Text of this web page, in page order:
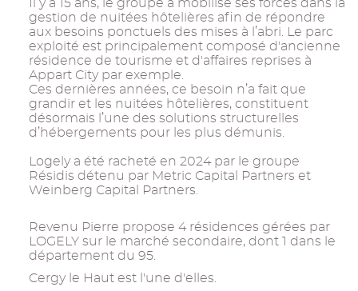
Il y a 15 ans, le groupe a mobilisé ses forces dans la
gestion de nuitées hôtelières afin de répondre
aux besoins ponctuels des mises à l’abri. Le parc
exploité est principalement composé d'ancienne
résidence de tourisme et d'affaires reprises à
Appart City par exemple.
Ces dernières années, ce besoin n’a fait que
grandir et les nuitées hôtelières, constituent
désormais l’une des solutions structurelles
d’hébergements pour les plus démunis.
Logely a été racheté en 2024 par le groupe
Résidis détenu par Metric Capital Partners et
Weinberg Capital Partners.
Revenu Pierre propose 4 résidences gérées par
LOGELY sur le marché secondaire, dont 1 dans le
département du 95.
Cergy le Haut est l'une d'elles.